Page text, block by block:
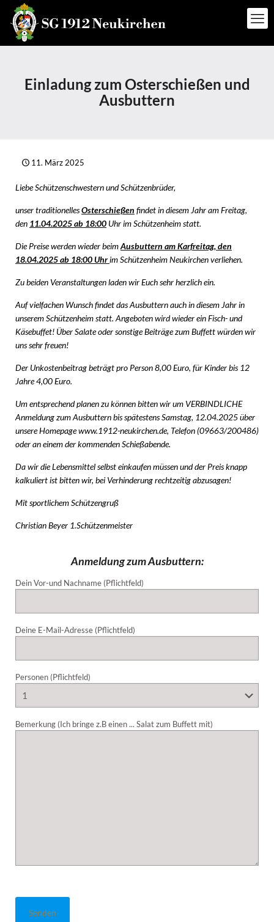
Einladung zum Osterschießen und
Ausbuttern
11. März 2025
Liebe Schützenschwestern und Schützenbrüder,
unser traditionellesOsterschießen findet in diesem Jahr am Freitag,
den 11.04.2025 ab 18:00 Uhr im Schützenheim statt.
Die Preise werden wieder beimAusbuttern am Karfreitag, den
18.04.2025 ab 18:00 Uhrim Schützenheim Neukirchen verliehen.
Zu beiden Veranstaltungen laden wir Euch sehr herzlich ein.
Auf vielfachen Wunsch findet das Ausbuttern auch in diesem Jahr in
unserem Schützenheim statt. Angeboten wird wieder ein Fisch- und
Käsebuffet! Über Salate oder sonstige Beiträge zum Buffett würden wir
uns sehr freuen!
Der Unkostenbeitrag beträgt pro Person 8,00 Euro, für Kinder bis 12
Jahre 4,00 Euro.
Um entsprechend planen zu können bitten wir um VERBINDLICHE
Anmeldung zum Ausbuttern bis spätestens Samstag, 12.04.2025 über
unsere Homepage www.1912-neukirchen.de, Telefon (09663/200486)
oder an einem der kommenden Schießabende.
Da wir die Lebensmittel selbst einkaufen müssen und der Preis knapp
kalkuliert ist bitten wir, bei Verhinderung rechtzeitig abzusagen!
Mit sportlichem Schützengruß
Christian Beyer 1.Schützenmeister
Anmeldung zum Ausbuttern:
Dein Vor-und Nachname (Pflichtfeld)
Deine E-Mail-Adresse (Pflichtfeld)
Personen (Pflichtfeld)
Bemerkung (Ich bringe z.B einen ... Salat zum Buffett mit)
Bitte lasse dieses Feld leer.